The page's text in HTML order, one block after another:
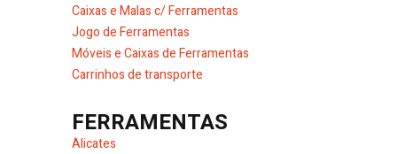
Caixas e Malas c/ Ferramentas
Jogo de Ferramentas
Móveis e Caixas de Ferramentas
Carrinhos de transporte
FERRAMENTAS
Alicates